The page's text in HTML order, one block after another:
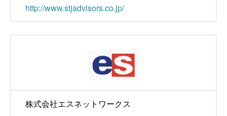
http://www.stjadvisors.co.jp/
株式会社エスネットワークス